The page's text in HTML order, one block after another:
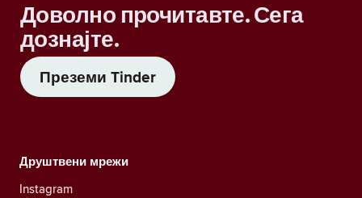
Доволно прочитавте. Сега
дознајте.
Преземи Tinder
Друштвени мрежи
Instagram